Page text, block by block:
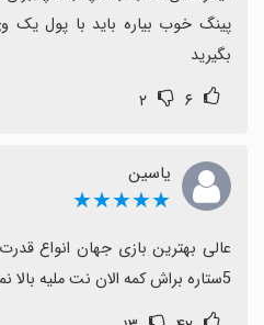
بگیرید
۶ ۲
یاسین
★★★★★
5ستاره براش کمه الان نت ملیه بالا نمیاره